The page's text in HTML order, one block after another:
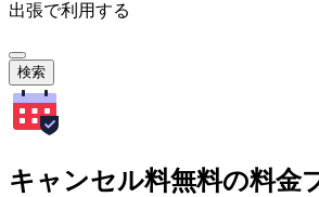
出張で利用する
検索
キャンセル料無料の料金